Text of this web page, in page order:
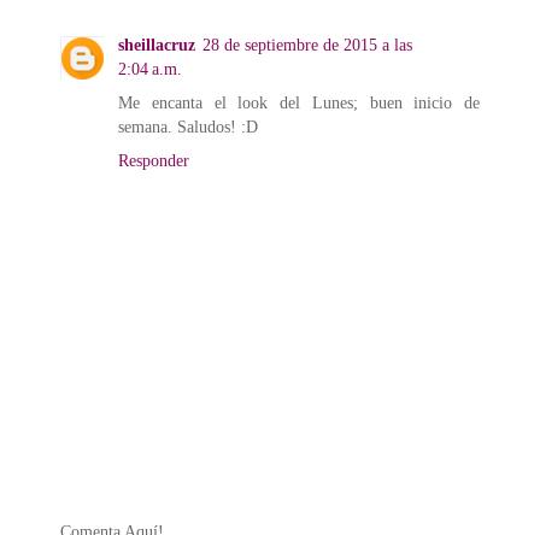
sheillacruz 28 de septiembre de 2015 a las
2:04 a.m.
Me encanta el look del Lunes; buen inicio de
semana. Saludos! :D
Responder
Comenta Aquí!